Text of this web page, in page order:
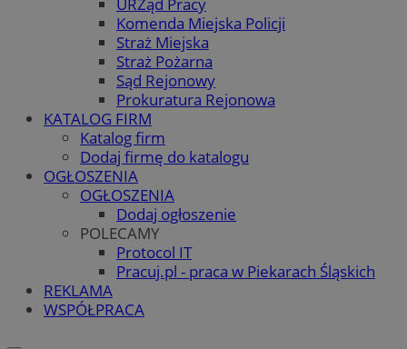
Komenda Miejska Policji
Straż Miejska
Straż Pożarna
Sąd Rejonowy
Prokuratura Rejonowa
KATALOG FIRM
Katalog firm
Dodaj firmę do katalogu
OGŁOSZENIA
OGŁOSZENIA
Dodaj ogłoszenie
POLECAMY
Protocol IT
Pracuj.pl - praca w Piekarach Śląskich
REKLAMA
WSPÓŁPRACA